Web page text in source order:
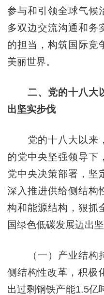
参与和引领全球气候
多双边交流沟通和务
的担当，构筑国际竞
美丽世界。
二、党的十八大以
出坚实步伐
党的十八大以来，
的党中央坚强领导下
党中央决策部署，坚
深入推进供给侧结构
构和能源结构，狠抓
国绿色低碳发展迈出坚
（一）产业结构持
侧结构性改革，积极
出过剩钢铁产能1.5亿